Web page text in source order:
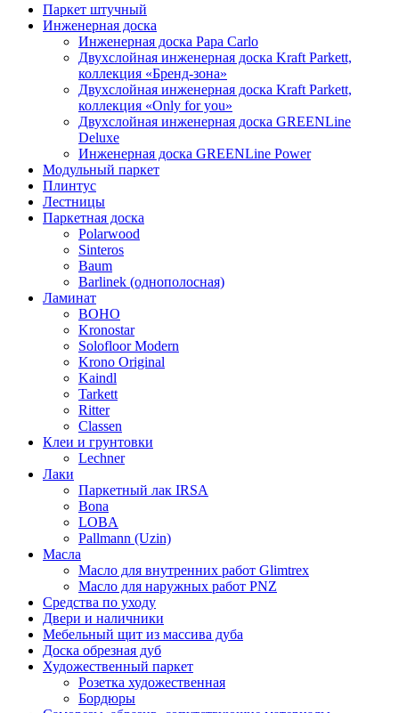
Паркет штучный
Инженерная доска
Инженерная доска Papa Carlo
Двухслойная инженерная доска Kraft Parkett,
коллекция «Бренд-зона»
Двухслойная инженерная доска Kraft Parkett,
коллекция «Only for you»
Двухслойная инженерная доска GREENLine
Deluxe
Инженерная доска GREENLine Power
Модульный паркет
Плинтус
Лестницы
Паркетная доска
Polarwood
Sinteros
Baum
Barlinek (однополосная)
Ламинат
BOHO
Kronostar
Solofloor Modern
Krono Original
Kaindl
Tarkett
Ritter
Classen
Клеи и грунтовки
Lechner
Лаки
Паркетный лак IRSA
Bona
LOBA
Pallmann (Uzin)
Масла
Масло для внутренних работ Glimtrex
Масло для наружных работ PNZ
Средства по уходу
Двери и наличники
Мебельный щит из массива дуба
Доска обрезная дуб
Художественный паркет
Розетка художественная
Бордюры